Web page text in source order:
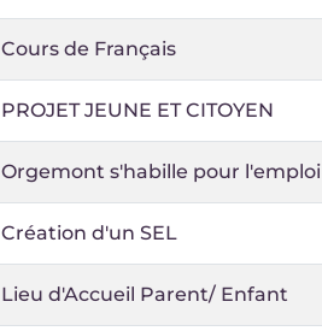
Cours de Français
PROJET JEUNE ET CITOYEN
Orgemont s'habille pour l'emploi
Création d'un SEL
Lieu d'Accueil Parent/ Enfant